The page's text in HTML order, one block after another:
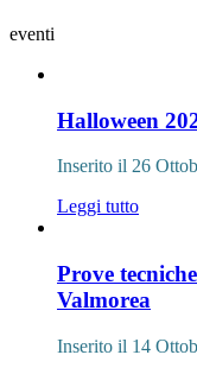
eventi
Halloween
Inserito il 26
Leggi tutto
Prove
Valmorea
Inserito il 14